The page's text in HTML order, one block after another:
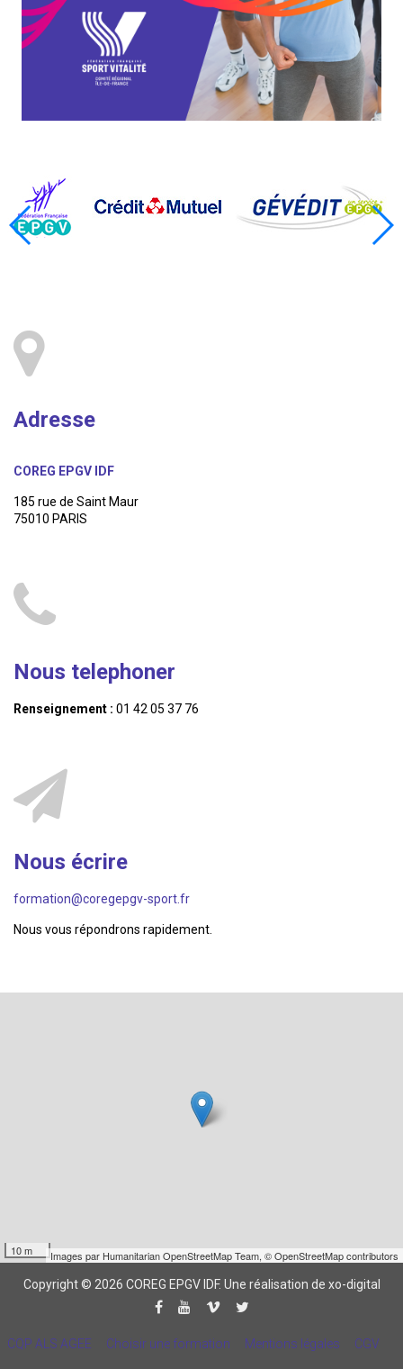
Adresse
COREG EPGV IDF
185 rue de Saint Maur
75010 PARIS
Nous telephoner
Renseignement : 01 42 05 37 76
Nous écrire
formation@coregepgv-sport.fr
Nous vous répondrons rapidement.
10 m Images par Humanitarian OpenStreetMap Team, © OpenStreetMap contributors
Copyright © 2026 COREG EPGV IDF. Une réalisation de xo-digital
CQP ALS AGEE Choisir une formation Mentions légales CGV